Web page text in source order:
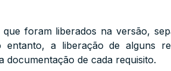
foram liberados na versão,
entanto, a liberação de alguns
documentação de cada requisito.